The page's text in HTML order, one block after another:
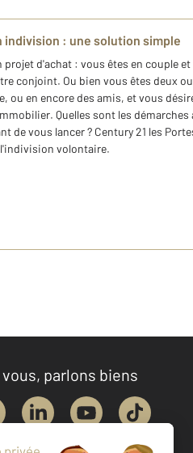
indivision : une solution simple
projet d'achat : vous êtes en couple
conjoint. Ou bien vous êtes deux
ou en encore des amis, et vous
Quelles sont les démarches
de vous lancer ? Century 21 les
l'indivision volontaire.
parlons biens